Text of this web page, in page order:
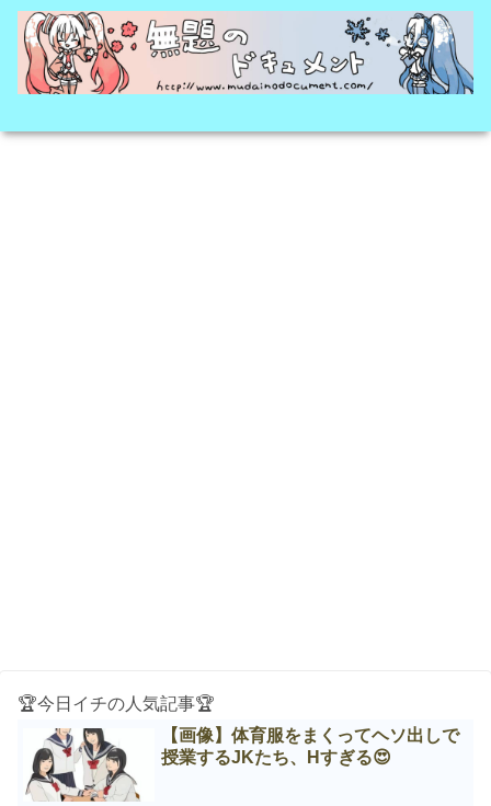
🏆今日イチの人気記事🏆
【画像】体育服をまくってヘソ出しで
授業するJKたち、Нすぎる😍